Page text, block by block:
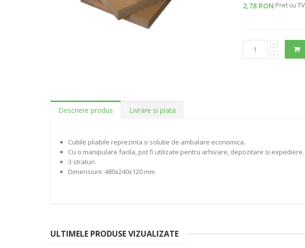
2,78 RON Pret cu
Descriere produs Livrare si plata
Cutiile pliabile reprezinta o solutie de ambalare economica.
Cu o manipulare facila, pot fi utilizate pentru arhivare, depozitare si expediere.
3 straturi.
Dimensiuni: 480x240x120 mm
ULTIMELE PRODUSE VIZUALIZATE